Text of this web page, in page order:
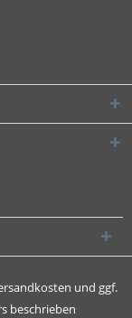
und ggf.
beschrieben